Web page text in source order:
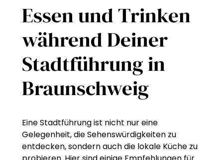
Essen und Trinken
während Deiner
Stadtführung in
Braunschweig
Eine Stadtführung ist nicht nur eine
Gelegenheit, die Sehenswürdigkeiten zu
entdecken, sondern auch die lokale Küche zu